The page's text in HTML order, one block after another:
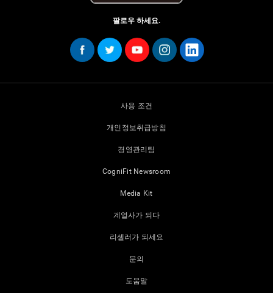
팔로우 하세요.
사용 조건
개인정보취급방침
경영관리팀
CogniFit Newsroom
Media Kit
계열사가 되다
리셀러가 되세요
문의
도움말